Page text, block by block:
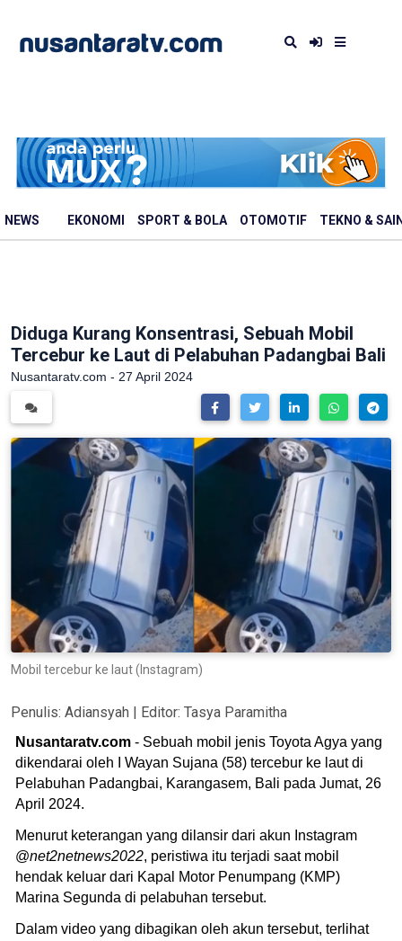
NEWS EKONOMI SPORT & BOLA OTOMOTIF TEKNO &
Diduga Kurang Konsentrasi, Sebuah Mobil
Tercebur ke Laut di Pelabuhan Padangbai Bali
Nusantaratv.com - 27 April 2024
Mobil tercebur ke laut (Instagram)
Penulis: Adiansyah | Editor: Tasya Paramitha
Nusantaratv.com - Sebuah mobil jenis Toyota Agya yang
dikendarai oleh I Wayan Sujana (58) tercebur ke laut di
Pelabuhan Padangbai, Karangasem, Bali pada Jumat, 26
April 2024.
Menurut keterangan yang dilansir dari akun Instagram
@net2netnews2022, peristiwa itu terjadi saat mobil
hendak keluar dari Kapal Motor Penumpang (KMP)
Marina Segunda di pelabuhan tersebut.
Dalam video yang dibagikan oleh akun tersebut, terlihat